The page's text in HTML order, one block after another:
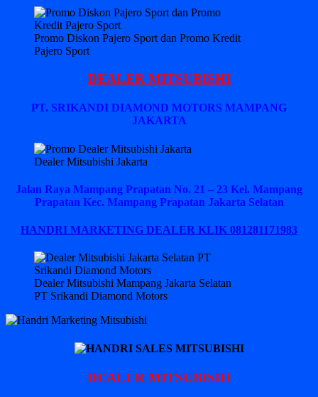
Promo Diskon Pajero Sport dan Promo Kredit
Pajero Sport
DEALER MITSUBISHI
PT. SRIKANDI DIAMOND MOTORS MAMPANG
JAKARTA
Dealer Mitsubishi Jakarta
Jalan Raya Mampang Prapatan No. 21 – 23 Kel. Mampang
Prapatan Kec. Mampang Prapatan Jakarta Selatan
HANDRI MARKETING DEALER KLIK 081281171983
Dealer Mitsubishi Mampang Jakarta Selatan
PT Srikandi Diamond Motors
DEALER MITSUBISHI